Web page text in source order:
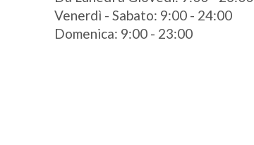
Venerdì - Sabato: 9:00 - 24:00
Domenica: 9:00 - 23:00